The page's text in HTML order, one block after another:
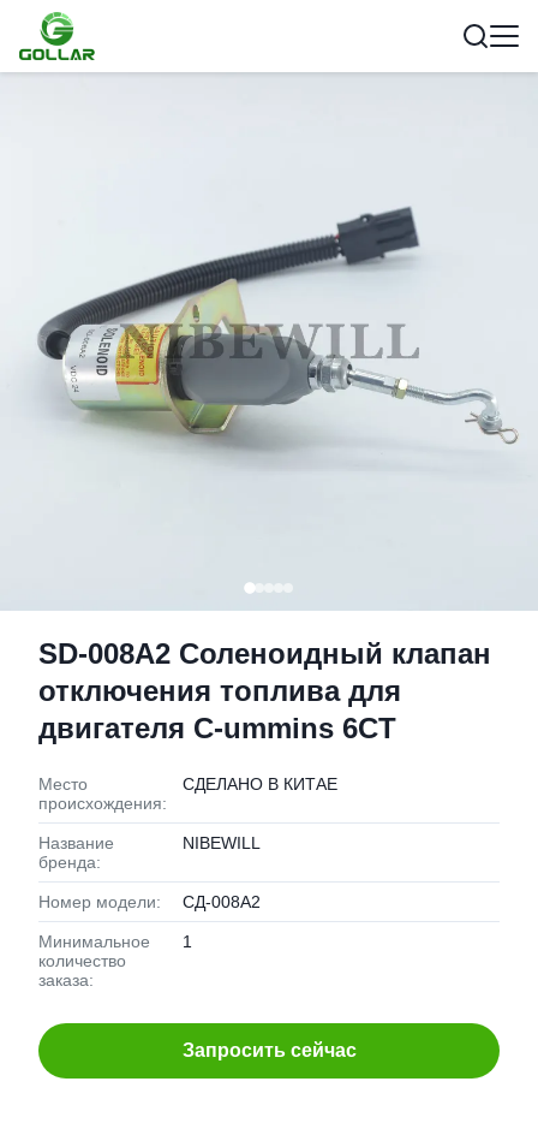
SD-008A2 Соленоидный клапан
отключения топлива для
двигателя C-ummins 6CT
Место
происхождения:
СДЕЛАНО В КИТАЕ
Название
бренда:
NIBEWILL
Номер модели: СД-008А2
Минимальное
количество
заказа:
1
Запросить сейчас